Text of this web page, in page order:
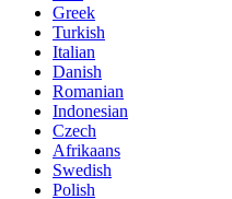
Greek
Turkish
Italian
Danish
Romanian
Indonesian
Czech
Afrikaans
Swedish
Polish